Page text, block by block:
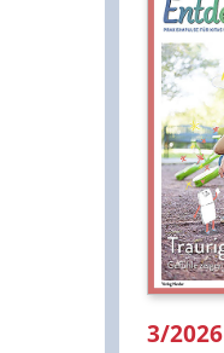
3/2026